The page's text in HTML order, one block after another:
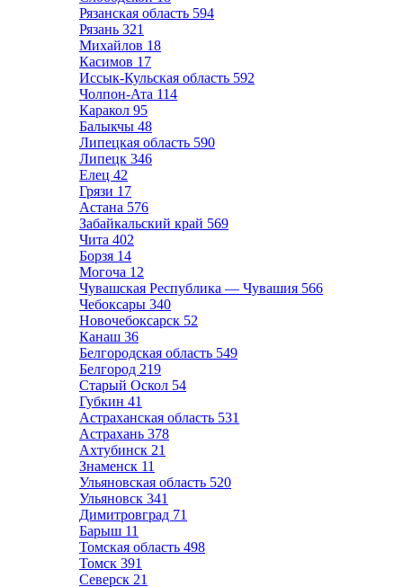
Рязанская область 594
Рязань 321
Михайлов 18
Касимов 17
Иссык-Кульская область 592
Чолпон-Ата 114
Каракол 95
Балыкчы 48
Липецкая область 590
Липецк 346
Елец 42
Грязи 17
Астана 576
Забайкальский край 569
Чита 402
Борзя 14
Могоча 12
Чувашская Республика — Чувашия 566
Чебоксары 340
Новочебоксарск 52
Канаш 36
Белгородская область 549
Белгород 219
Старый Оскол 54
Губкин 41
Астраханская область 531
Астрахань 378
Ахтубинск 21
Знаменск 11
Ульяновская область 520
Ульяновск 341
Димитровград 71
Барыш 11
Томская область 498
Томск 391
Северск 21